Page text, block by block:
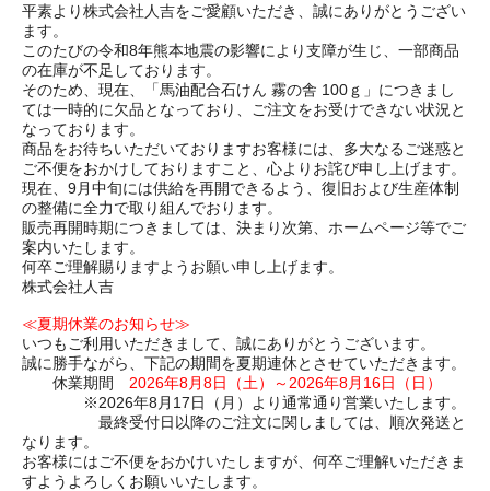
平素より株式会社人吉をご愛顧いただき、誠にありがとうござい
ます。
このたびの令和8年熊本地震の影響により支障が生じ、一部商品
の在庫が不足しております。
そのため、現在、「馬油配合石けん 霧の舎 100ｇ」につきまし
ては一時的に欠品となっており、ご注文をお受けできない状況と
なっております。
商品をお待ちいただいておりますお客様には、多大なるご迷惑と
ご不便をおかけしておりますこと、心よりお詫び申し上げます。
現在、9月中旬には供給を再開できるよう、復旧および生産体制
の整備に全力で取り組んでおります。
販売再開時期につきましては、決まり次第、ホームページ等でご
案内いたします。
何卒ご理解賜りますようお願い申し上げます。
株式会社人吉
≪夏期休業のお知らせ≫
いつもご利用いただきまして、誠にありがとうございます。
誠に勝手ながら、下記の期間を夏期連休とさせていただきます。
休業期間 2026年8月8日（土）～2026年8月16日（日）
※2026年8月17日（月）より通常通り営業いたします。
最終受付日以降のご注文に関しましては、順次発送と
なります。
お客様にはご不便をおかけいたしますが、何卒ご理解いただきま
すようよろしくお願いいたします。